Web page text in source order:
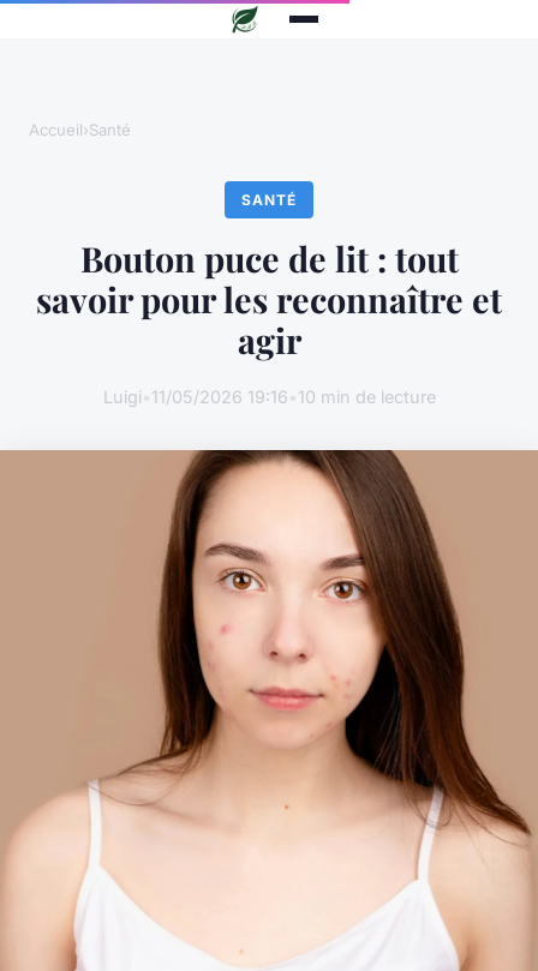
Accueil›Santé
SANTÉ
Bouton puce de lit : tout
savoir pour les reconnaître et
agir
Luigi 11/05/2026 19:16 10 min de lecture